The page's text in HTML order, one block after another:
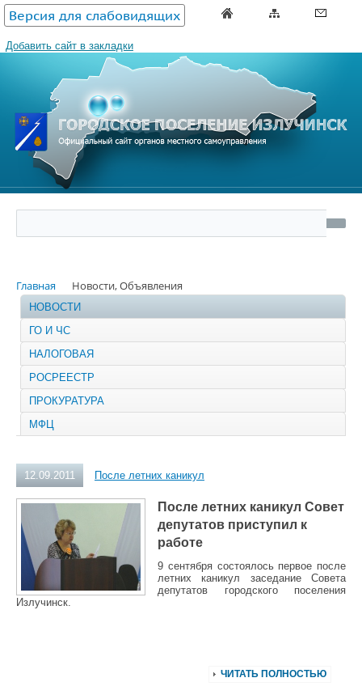
Версия для слабовидящих
Добавить сайт в закладки
Главная Новости, Объявления
НОВОСТИ
ГО И ЧС
НАЛОГОВАЯ
РОСРЕЕСТР
ПРОКУРАТУРА
МФЦ
12.09.2011 После летних каникул
После летних каникул Совет
депутатов приступил к
работе
9 сентября состоялось первое после
летних каникул заседание Совета
депутатов городского поселения
Излучинск.
ЧИТАТЬ ПОЛНОСТЬЮ